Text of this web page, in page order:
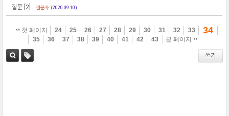
질문 [2] 질문자 (2020.09.10)
첫 페이지 24 25 26 27 28 29 30 31 32 33 34
35 36 37 38 39 40 41 42 43 끝 페이지
쓰기